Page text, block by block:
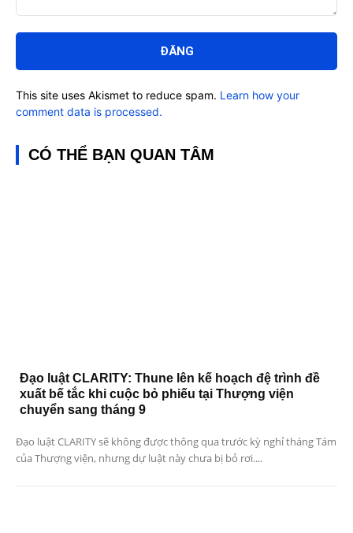
luận:
This site uses Akismet to reduce spam. Learn how your
comment data is processed.
CÓ THỂ BẠN QUAN TÂM
Đạo luật CLARITY: Thune lên kế hoạch đệ trình đề
xuất bế tắc khi cuộc bỏ phiếu tại Thượng viện
chuyển sang tháng 9
Đạo luật CLARITY sẽ không được thông qua trước kỳ nghỉ tháng Tám
của Thượng viện, nhưng dự luật này chưa bị bỏ rơi....